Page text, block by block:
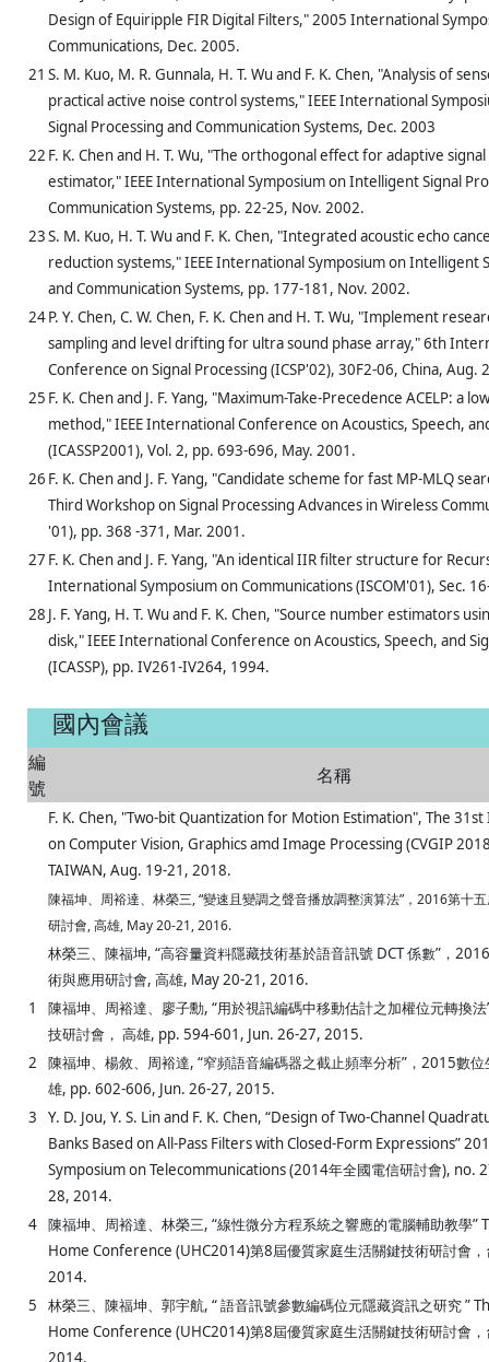
Design of Equiripple FIR Digital Filters," 2005 International
Communications, Dec. 2005.
21 S. M. Kuo, M. R. Gunnala, H. T. Wu and F. K. Chen, "Analysis of
practical active noise control systems," IEEE International
Signal Processing and Communication Systems, Dec. 2003
22 F. K. Chen and H. T. Wu, "The orthogonal effect for adaptive signal
estimator," IEEE International Symposium on Intelligent Signal
Communication Systems, pp. 22-25, Nov. 2002.
23S. M. Kuo, H. T. Wu and F. K. Chen, "Integrated acoustic echo
reduction systems," IEEE International Symposium on Intelligent
and Communication Systems, pp. 177-181, Nov. 2002.
24P. Y. Chen, C. W. Chen, F. K. Chen and H. T. Wu, "Implement
sampling and level drifting for ultra sound phase array," 6th
Conference on Signal Processing (ICSP'02), 30F2-06, China, Aug.
25 F. K. Chen and J. F. Yang, "Maximum-Take-Precedence ACELP: a
method," IEEE International Conference on Acoustics, Speech,
(ICASSP2001), Vol. 2, pp. 693-696, May. 2001.
26 F. K. Chen and J. F. Yang, "Candidate scheme for fast MP-MLQ
Third Workshop on Signal Processing Advances in Wireless
'01), pp. 368 -371, Mar. 2001.
27 F. K. Chen and J. F. Yang, "An identical IIR filter structure for
International Symposium on Communications (ISCOM'01), Sec.
28 J. F. Yang, H. T. Wu and F. K. Chen, "Source number estimators
disk," IEEE International Conference on Acoustics, Speech, and
(ICASSP), pp. IV261-IV264, 1994.
國內會議
編
號
名稱
F. K. Chen, "Two-bit Quantization for Motion Estimation", The 31st
on Computer Vision, Graphics amd Image Processing (CVGIP
TAIWAN, Aug. 19-21, 2018.
陳福坤、周裕達、林榮三, “變速且變調之聲音播放調整演算法”，2016第十
研討會, 高雄, May 20-21, 2016.
林榮三、陳福坤, “高容量資料隱藏技術基於語音訊號 DCT 係數”，
術與應用研討會, 高雄, May 20-21, 2016.
1
陳福坤、周裕達、廖子勳, “用於視訊編碼中移動估計之加權位元轉換
技研討會， 高雄, pp. 594-601, Jun. 26-27, 2015.
2
陳福坤、楊敘、周裕達, “窄頻語音編碼器之截止頻率分析”，2015數
雄, pp. 602-606, Jun. 26-27, 2015.
3
Y. D. Jou, Y. S. Lin and F. K. Chen, “Design of Two-Channel
Banks Based on All-Pass Filters with Closed-Form Expressions”
Symposium on Telecommunications (2014年全國電信研討會), no.
28, 2014.
4 陳福坤、周裕達、林榮三, “線性微分方程系統之響應的電腦輔助教學
Home Conference (UHC2014)第8屆優質家庭生活關鍵技術研討會
2014.
5
林榮三、陳福坤、郭宇航, “ 語音訊號參數編碼位元隱藏資訊之研究 ”
Home Conference (UHC2014)第8屆優質家庭生活關鍵技術研討會
2014.